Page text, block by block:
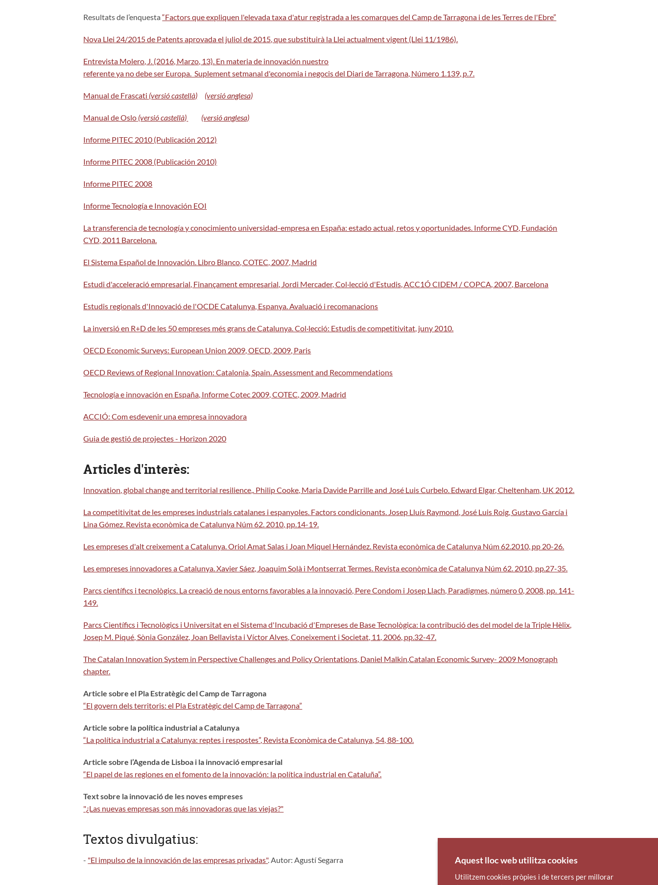
Resultats de l’enquesta“Factors que expliquen l'elevada taxa d'atur registrada a les comarques del Camp de Tarragona i de les Terres de l'Ebre”
Nova Llei 24/2015 de Patents aprovada el juliol de 2015, que substituirà la Llei actualment vigent (Llei 11/1986).
Entrevista Molero, J. (2016, Marzo, 13). En materia de innovación nuestro
referente ya no debe ser Europa. Suplement setmanal d'economia i negocis del Diari de Tarragona, Número 1.139, p.7.
Manual de Frascati (versió castellà) (versió anglesa)
Manual de Oslo (versió castellà) (versió anglesa)
Informe PITEC 2010 (Publicación 2012)
Informe PITEC 2008 (Publicación 2010)
Informe PITEC 2008
Informe Tecnología e Innovación EOI
La transferencia de tecnología y conocimiento universidad-empresa en España: estado actual, retos y oportunidades. Informe CYD, Fundación
CYD, 2011 Barcelona.
El Sistema Español de Innovación. Libro Blanco, COTEC, 2007, Madrid
Estudi d'acceleració empresarial, Finançament empresarial, Jordi Mercader, Col·lecció d'Estudis, ACC1Ó CIDEM / COPCA, 2007, Barcelona
Estudis regionals d'Innovació de l'OCDE Catalunya, Espanya. Avaluació i recomanacions
La inversió en R+D de les 50 empreses més grans de Catalunya. Col·lecció: Estudis de competitivitat, juny 2010.
OECD Economic Surveys: European Union 2009, OECD, 2009, Paris
OECD Reviews of Regional Innovation: Catalonia, Spain. Assessment and Recommendations
Tecnología e innovación en España, Informe Cotec 2009, COTEC, 2009, Madrid
ACCIÓ: Com esdevenir una empresa innovadora
Guia de gestió de projectes - Horizon 2020
Articles d'interès:
Innovation, global change and territorial resilience,. Philip Cooke, Maria Davide Parrille and José Luis Curbelo. Edward Elgar, Cheltenham, UK 2012.
La competitivitat de les empreses industrials catalanes i espanyoles. Factors condicionants. Josep Lluís Raymond, José Luis Roig, Gustavo García i
Lina Gómez. Revista econòmica de Catalunya Núm 62. 2010, pp.14-19.
Les empreses d'alt creixement a Catalunya. Oriol Amat Salas i Joan Miquel Hernández. Revista econòmica de Catalunya Núm 62.2010, pp 20-26.
Les empreses innovadores a Catalunya. Xavier Sáez, Joaquim Solà i Montserrat Termes. Revista econòmica de Catalunya Núm 62. 2010, pp.27-35.
Parcs científics i tecnològics. La creació de nous entorns favorables a la innovació, Pere Condom i Josep Llach, Paradigmes, número 0, 2008, pp. 141-
149.
Parcs Científics i Tecnològics i Universitat en el Sistema d'Incubació d'Empreses de Base Tecnològica: la contribució des del model de la Triple Hèlix,
Josep M. Piqué, Sònia González, Joan Bellavista i Víctor Alves, Coneixement i Societat, 11, 2006, pp.32-47.
The Catalan Innovation System in Perspective Challenges and Policy Orientations, Daniel Malkin ,Catalan Economic Survey- 2009 Monograph
chapter.
Article sobre el Pla Estratègic del Camp de Tarragona
“El govern dels territoris: el Pla Estratègic del Camp de Tarragona”
Article sobre la política industrial a Catalunya
“La política industrial a Catalunya: reptes i respostes”, Revista Econòmica de Catalunya, 54, 88-100.
Article sobre l’Agenda de Lisboa i la innovació empresarial
“El papel de las regiones en el fomento de la innovación: la política industrial en Cataluña”.
Text sobre la innovació de les noves empreses
"¿Las nuevas empresas son más innovadoras que las viejas?"
Textos divulgatius:
- "El impulso de la innovación de las empresas privadas". Autor: Agustí Segarra Aquest lloc web utilitza cookies
Utilitzem cookies pròpies i de tercers per millorar